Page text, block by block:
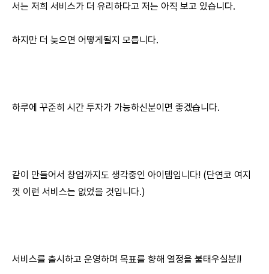
서는 저희 서비스가 더 유리하다고 저는 아직 보고 있습니다.
하지만 더 늦으면 어떻게될지 모릅니다.
하루에 꾸준히 시간 투자가 가능하신분이면 좋겠습니다.
같이 만들어서 창업까지도 생각중인 아이템입니다! (단연코 여지
껏 이런 서비스는 없었을 것입니다.)
서비스를 출시하고 운영하며 목표를 향해 열정을 불태우실분!!